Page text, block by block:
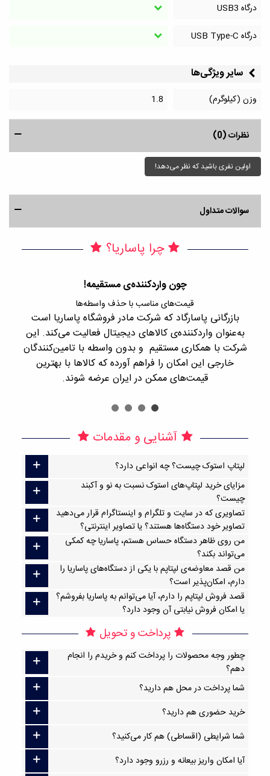
درگاه‌ USB3
درگاه‌ USB Type-C
سایر ویژگی‌ها
وزن (کیلوگرم) 1.8
نظرات (0)
اولین نفری باشید که نظر می‌دهد!
سوالات متداول
چرا پاساریا؟
چون واردکننده‌ی مستقیمه!
قیمت‌های مناسب با حذف واسطه‌ها
بازرگانی پاسارگاد که شرکت مادر فروشگاه پاساریا است
به‌عنوان واردکننده‌ی کالاهای دیجیتال فعالیت می‌کند. این
شرکت با همکاری مستقیم و بدون واسطه با تامین‌کنندگان
خارجی این امکان را فراهم آورده که کالاها با بهترین
قیمت‌های ممکن در ایران عرضه شوند.
آشنایی و مقدمات
لپتاپ استوک چیست؟ چه انواعی دارد؟
مزایای خرید لپتاپ‌های استوک نسبت به نو و آکبند
چیست؟
تصاویری که در سایت و تلگرام و اینستاگرام قرار می‌دهید
تصاویر خود دستگاه‌ها هستند؟ یا تصاویر اینترنتی؟
من روی ظاهر دستگاه حساس هستم، پاساریا چه کمکی
می‌تواند بکند؟
من قصد معاوضه‌ی لپتاپم با یکی از دستگاه‌های پاساریا را
دارم، امکان‌پذیر است؟
قصد فروش لپتاپم را دارم، آیا می‌توانم به پاساریا بفروشم؟
یا امکان فروش نیابتی آن وجود دارد؟
پرداخت و تحویل
چطور وجه محصولات را پرداخت کنم و خریدم را انجام
دهم؟
شما پرداخت در محل هم دارید؟
خرید حضوری هم دارید؟
شما شرایطی (اقساطی) هم کار می‌کنید؟
آیا امکان واریز بیعانه و رزرو وجود دارد؟